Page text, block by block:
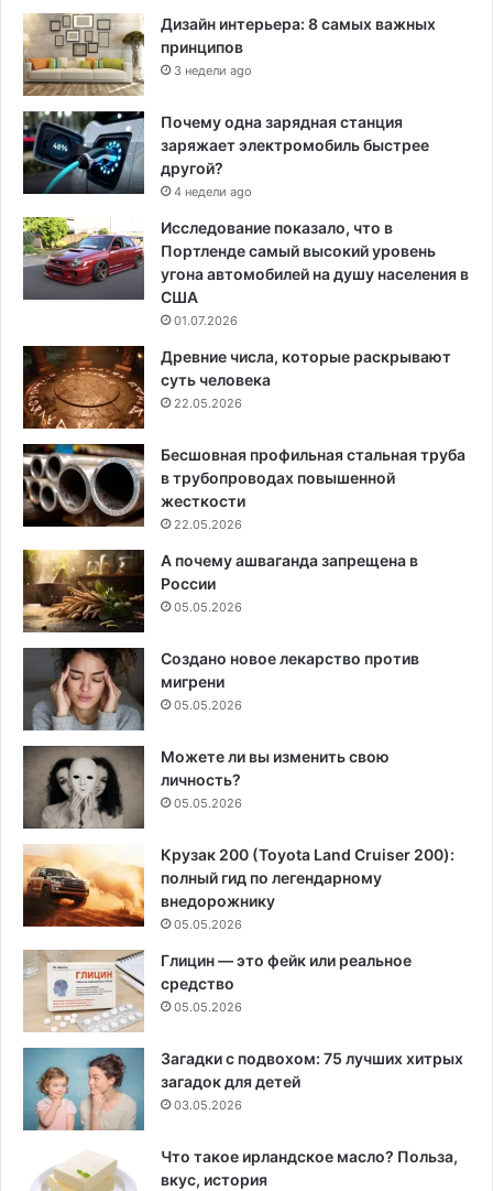
Дизайн интерьера: 8 самых важных
принципов
3 недели ago
Почему одна зарядная станция
заряжает электромобиль быстрее
другой?
4 недели ago
Исследование показало, что в
Портленде самый высокий уровень
угона автомобилей на душу населения в
США
01.07.2026
Древние числа, которые раскрывают
суть человека
22.05.2026
Бесшовная профильная стальная труба
в трубопроводах повышенной
жесткости
22.05.2026
А почему ашваганда запрещена в
России
05.05.2026
Создано новое лекарство против
мигрени
05.05.2026
Можете ли вы изменить свою
личность?
05.05.2026
Крузак 200 (Toyota Land Cruiser 200):
полный гид по легендарному
внедорожнику
05.05.2026
Глицин — это фейк или реальное
средство
05.05.2026
Загадки с подвохом: 75 лучших хитрых
загадок для детей
03.05.2026
Что такое ирландское масло? Польза,
вкус, история